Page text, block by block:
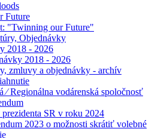
Future
"Twinning our Future"
Objednávky
2018 - 2026
2018 - 2026
zmluvy a objednávky - archív
⁄ Regionálna vodárenská spoločnosť
SR v roku 2024
2023 o možnosti skrátiť volebné